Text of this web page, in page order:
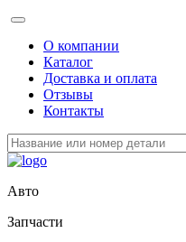
О компании
Каталог
Доставка и оплата
Отзывы
Контакты
Авто
Запчасти